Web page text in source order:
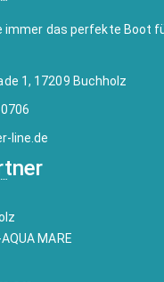
immer das perfekte Boot
1, 17209 Buchholz
line.de
MARE